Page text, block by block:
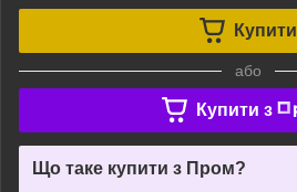
Купити
або
Купити з
Що таке купити з Пром?